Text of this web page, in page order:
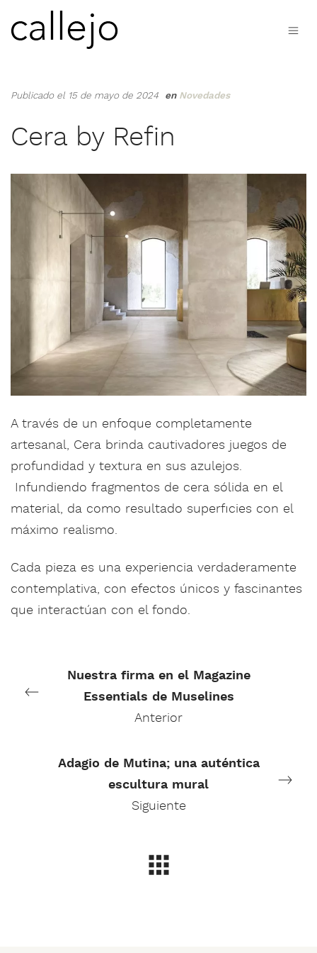
Publicado el 15 de mayo de 2024 en Novedades
Cera by Refin
A través de un enfoque completamente
artesanal, Cera brinda cautivadores juegos de
profundidad y textura en sus azulejos.
Infundiendo fragmentos de cera sólida en el
material, da como resultado superficies con el
máximo realismo.
Cada pieza es una experiencia verdaderamente
contemplativa, con efectos únicos y fascinantes
que interactúan con el fondo.
Nuestra firma en el Magazine
Essentials de Muselines
Anterior
Adagio de Mutina; una auténtica
escultura mural
Siguiente